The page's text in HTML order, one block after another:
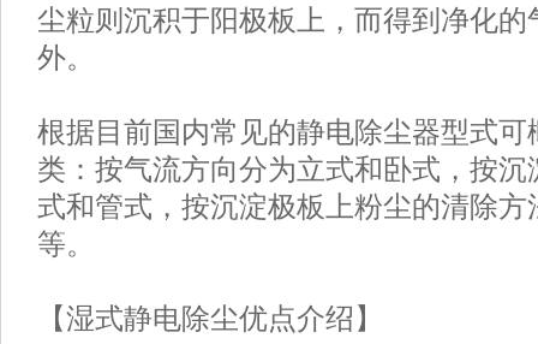
尘粒则沉积于阳极板上，而得到净化的
外。
根据目前国内常见的静电除尘器型式可
类：按气流方向分为立式和卧式，按
式和管式，按沉淀极板上粉尘的清除方
等。
【湿式静电除尘优点介绍】